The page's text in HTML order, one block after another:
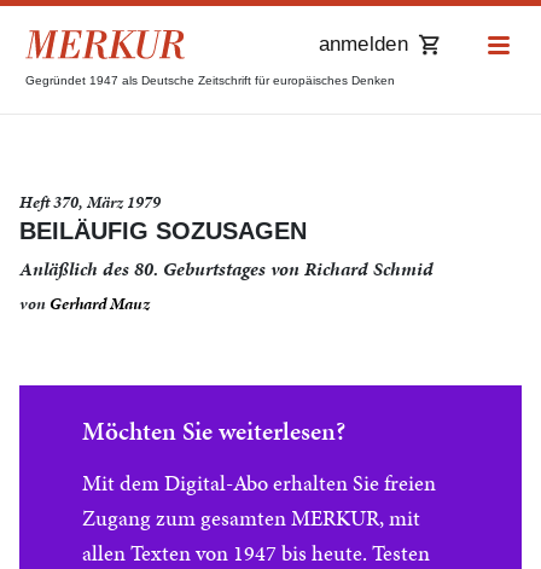
Gegründet 1947 als Deutsche Zeitschrift für europäisches Denken
anmelden
Heft 370, März 1979
BEILÄUFIG SOZUSAGEN
Anläßlich des 80. Geburtstages von Richard Schmid
vonGerhard Mauz
Möchten Sie weiterlesen?
Mit dem Digital-Abo erhalten Sie freien
Zugang zum gesamten MERKUR, mit
allen Texten von 1947 bis heute. Testen